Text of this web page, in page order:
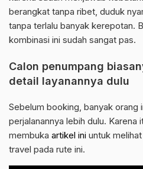
berangkat tanpa ribet, duduk
tanpa terlalu banyak kerepotan.
kombinasi ini sudah sangat pas.
Calon penumpang
detail layanannya dulu
Sebelum booking, banyak orang
perjalanannya lebih dulu. Karena
membuka artikel ini untuk
travel pada rute ini.